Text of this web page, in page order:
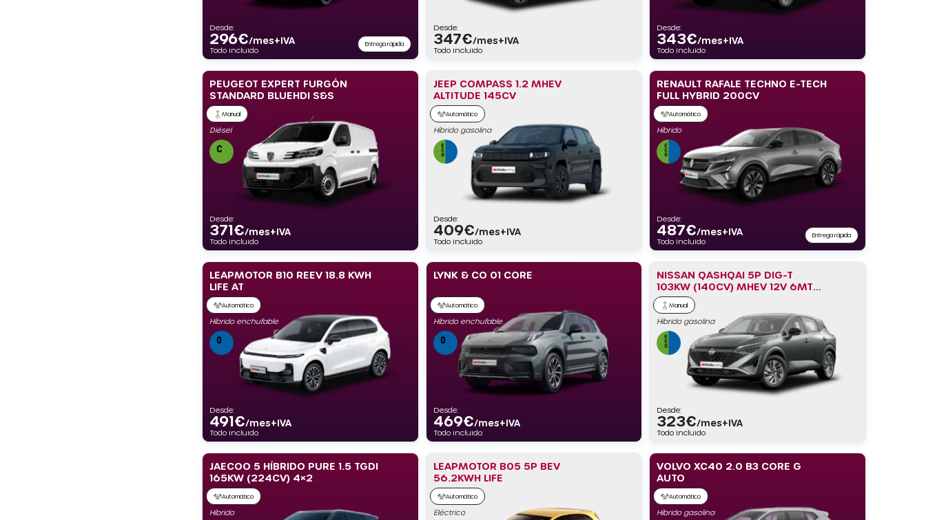
Desde:
296€/mes+IVA
Todo incluido
Entrega rápida
Desde:
347€/mes+IVA
Todo incluido
Desde:
343€/mes+IVA
Todo incluido
PEUGEOT EXPERT FURGÓN
STANDARD BLUEHDI S&S
Manual
Diésel
Desde:
371€/mes+IVA
Todo incluido
JEEP COMPASS 1.2 MHEV
ALTITUDE 145CV
Automático
Híbrido gasolina
Desde:
409€/mes+IVA
Todo incluido
RENAULT RAFALE TECHNO E-TECH
FULL HYBRID 200CV
Automático
Híbrido
Desde:
487€/mes+IVA
Todo incluido
Entrega rápida
LEAPMOTOR B10 REEV 18.8 KWH
LIFE AT
Automático
Híbrido enchufable
Desde:
491€/mes+IVA
Todo incluido
LYNK & CO 01 CORE
Automático
Híbrido enchufable
Desde:
469€/mes+IVA
Todo incluido
NISSAN QASHQAI 5P DIG-T
103KW (140CV) MHEV 12V 6MT
4×2 ACENTA
Manual
Híbrido gasolina
Desde:
323€/mes+IVA
Todo incluido
JAECOO 5 HÍBRIDO PURE 1.5 TGDI
165KW (224CV) 4×2
Automático
Híbrido
LEAPMOTOR B05 5P BEV
56.2KWH LIFE
Automático
Eléctrico
VOLVO XC40 2.0 B3 CORE G
AUTO
Automático
Híbrido gasolina